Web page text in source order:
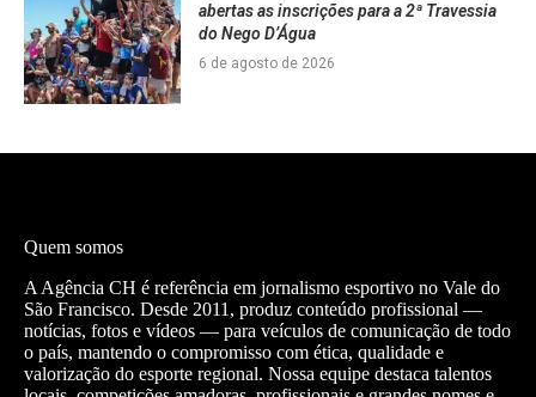
abertas as inscrições para a 2ª Travessia
do Nego D’Água
6 de agosto de 2026
Quem somos
A Agência CH é referência em jornalismo esportivo no Vale do
São Francisco. Desde 2011, produz conteúdo profissional —
notícias, fotos e vídeos — para veículos de comunicação de todo
o país, mantendo o compromisso com ética, qualidade e
valorização do esporte regional. Nossa equipe destaca talentos